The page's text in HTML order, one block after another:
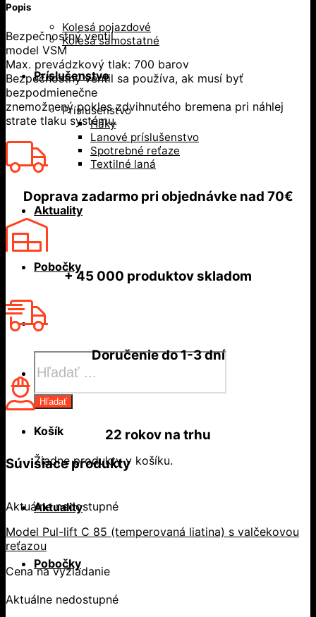
Kolesá pojazdové
Kolesá samostatné
Príslušenstvo
Príslušenstvo
Háky
Lanové príslušenstvo
Spotrebné reťaze
Textilné laná
Aktuality
Pobočky
search
Hľadať
Košík
Žiadne produkty v košíku.
Aktuality
Pobočky
Popis
Bezpečnostný ventil
model VSM
Max. prevádzkový tlak: 700 barov
Bezpečnostný ventil sa používa, ak musí byť
bezpodmienečne
znemožnený pokles zdvihnutého bremena pri náhlej
strate tlaku systému.
Doprava zadarmo pri objednávke nad 70€
+ 45 000 produktov skladom
Doručenie do1-3 dní
22 rokov na trhu
Súvisiace produkty
Aktuálne nedostupné
Model Pul-lift C 85 (temperovaná liatina) s valčekovou
reťazou
Cena na vyžiadanie
Aktuálne nedostupné